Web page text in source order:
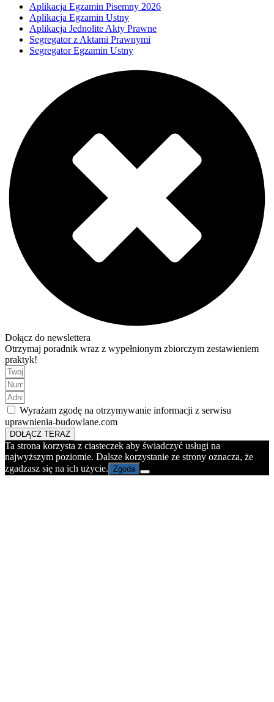
Aplikacja Egzamin Pisemny 2026
Aplikacja Egzamin Ustny
Aplikacja Jednolite Akty Prawne
Segregator z Aktami Prawnymi
Segregator Egzamin Ustny
Dołącz do newslettera
Otrzymaj poradnik wraz z wypełnionym zbiorczym zestawieniem
praktyk!
Wyrażam zgodę na otrzymywanie informacji z serwisu
uprawnienia-budowlane.com
DOŁĄCZ TERAZ
Ta strona korzysta z ciasteczek aby świadczyć usługi na
najwyższym poziomie. Dalsze korzystanie ze strony oznacza, że
zgadzasz się na ich użycie. Zgoda